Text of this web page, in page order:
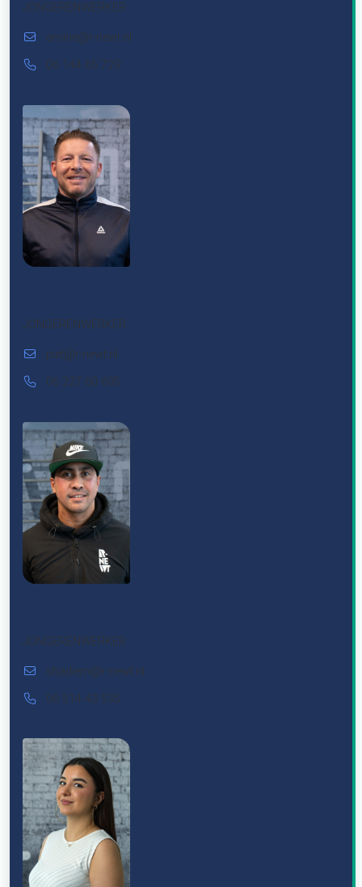
JONGERENWERKER
amine@r-newt.nl
06 144 65 729
JONGERENWERKER
piet@r-newt.nl
06 227 60 695
JONGERENWERKER
shadiem@r-newt.nl
06 514 43 535